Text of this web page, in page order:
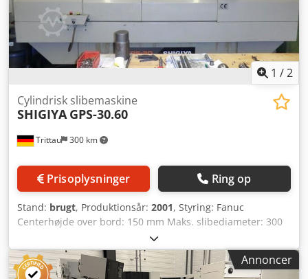
1 /2
Trittau 300 km
Cylindrisk slibemaskine
SHIGIYA GPS-30.60
Prisoplysninger Ring op
Stand: brugt, Produktionsår: 2001, Styring: Fanuc
Centerhøjde over bord: 150 mm Maks. slibediameter: 300
mm Centerafstand: 600 mm Maks. slibelængde: 600 mm
Crjdpfxjzp Rzbo Aa Uof Maks. emnevægt: 150 kg
Slibeskivlens vinkel: 0° Maskinens dimensioner: 3.100 x
Annoncer